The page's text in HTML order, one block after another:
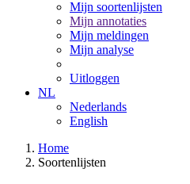
Mijn soortenlijsten
Mijn annotaties
Mijn meldingen
Mijn analyse
Uitloggen
NL
Nederlands
English
Home
Soortenlijsten